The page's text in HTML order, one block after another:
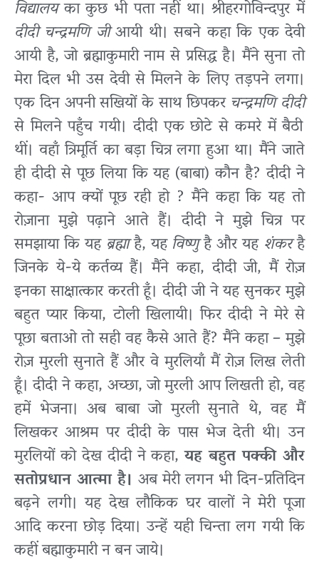
विद्यालयका कुछ भी पता नहीं था। श्रीहरगोविन्दपुर में
दीदी चन्द्रमणि जीआयी थी। सबने कहा कि एक देवी
आयी है, जो ब्रह्माकुमारी नाम से प्रसिद्ध है। मैंने सुना तो
मेरा दिल भी उस देवी से मिलने के लिए तड़पने लगा।
एक दिन अपनी सखियों के साथ छिपकरचन्द्रमणि दीदी
से मिलने पहुँच गयी। दीदी एक छोटे से कमरे में बैठी
थीं। वहाँ त्रिमूर्ति का बड़ा चित्र लगा हुआ था। मैंने जाते
ही दीदी से पूछ लिया कि यह (बाबा) कौन है? दीदी ने
कहा- आप क्यों पूछ रही हो ? मैंने कहा कि यह तो
रोज़ाना मुझे पढ़ाने आते हैं। दीदी ने मुझे चित्र पर
समझाया कि यहब्रह्माहै, यहविष्णुहै और यहशंकरहै
जिनके ये-ये कर्तव्य हैं। मैंने कहा, दीदी जी, मैं रोज़
इनका साक्षात्कार करती हूँ। दीदी जी ने यह सुनकर मुझे
बहुत प्यार किया, टोली खिलायी। फिर दीदी ने मेरे से
पूछा बताओ तो सही वह कैसे आते हैं? मैंने कहा – मुझे
रोज़ मुरली सुनाते हैं और वे मुरलियाँ मैं रोज़ लिख लेती
हूँ। दीदी ने कहा, अच्छा, जो मुरली आप लिखती हो, वह
हमें भेजना। अब बाबा जो मुरली सुनाते थे, वह मैं
लिखकर आश्रम पर दीदी के पास भेज देती थी। उन
मुरलियों को देख दीदी ने कहा,यह बहुत पक्की और
सतोप्रधान आत्मा है। अब मेरी लगन भी दिन-प्रतिदिन
बढ़ने लगी। यह देख लौकिक घर वालों ने मेरी पूजा
आदि करना छोड़ दिया। उन्हें यही चिन्ता लग गयी कि
कहीं बह्माकुमारी न बन जाये।